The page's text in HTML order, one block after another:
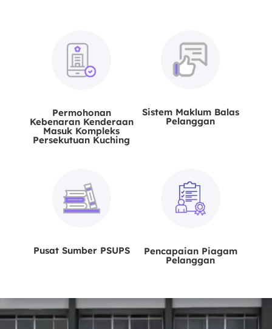
Permohonan
Kebenaran Kenderaan
Masuk Kompleks
Persekutuan Kuching
Sistem Maklum Balas
Pelanggan
Pusat Sumber PSUPS Pencapaian Piagam
Pelanggan
Video